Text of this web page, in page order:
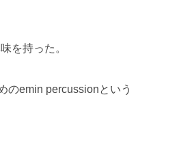
を持った。
のemin percussionという